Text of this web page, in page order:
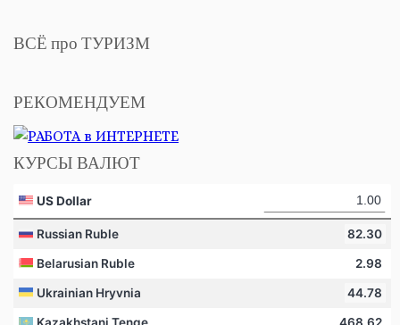
ВСЁ про ТУРИЗМ
РЕКОМЕНДУЕМ
КУРСЫ ВАЛЮТ